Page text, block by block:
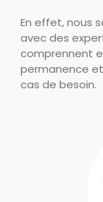
En effet, nous
avec des
comprennent
permanence
cas de besoin.